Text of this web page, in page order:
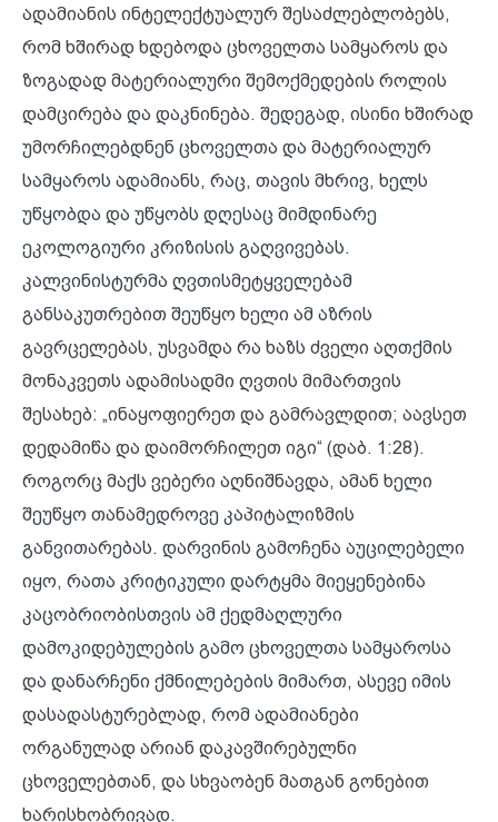
ადამიანის ინტელექტუალურ შესაძლებლობებს,
რომ ხშირად ხდებოდა ცხოველთა სამყაროს და
ზოგადად მატერიალური შემოქმედების როლის
დამცირება და დაკნინება. შედეგად, ისინი ხშირად
უმორჩილებდნენ ცხოველთა და მატერიალურ
სამყაროს ადამიანს, რაც, თავის მხრივ, ხელს
უწყობდა და უწყობს დღესაც მიმდინარე
ეკოლოგიური კრიზისის გაღვივებას.
კალვინისტურმა ღვთისმეტყველებამ
განსაკუთრებით შეუწყო ხელი ამ აზრის
გავრცელებას, უსვამდა რა ხაზს ძველი აღთქმის
მონაკვეთს ადამისადმი ღვთის მიმართვის
შესახებ: „ინაყოფიერეთ და გამრავლდით; აავსეთ
დედამიწა და დაიმორჩილეთ იგი“ (დაბ. 1:28).
როგორც მაქს ვებერი აღნიშნავდა, ამან ხელი
შეუწყო თანამედროვე კაპიტალიზმის
განვითარებას. დარვინის გამოჩენა აუცილებელი
იყო, რათა კრიტიკული დარტყმა მიეყენებინა
კაცობრიობისთვის ამ ქედმაღლური
დამოკიდებულების გამო ცხოველთა სამყაროსა
და დანარჩენი ქმნილებების მიმართ, ასევე იმის
დასადასტურებლად, რომ ადამიანები
ორგანულად არიან დაკავშირებულნი
ცხოველებთან, და სხვაობენ მათგან გონებით
ხარისხობრივად.